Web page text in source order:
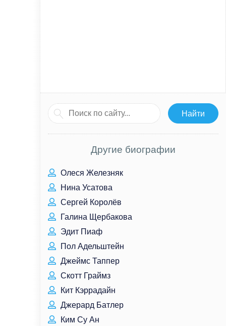
Другие биографии
Олеся Железняк
Нина Усатова
Сергей Королёв
Галина Щербакова
Эдит Пиаф
Пол Адельштейн
Джеймс Таппер
Скотт Граймз
Кит Кэррадайн
Джерард Батлер
Ким Су Ан